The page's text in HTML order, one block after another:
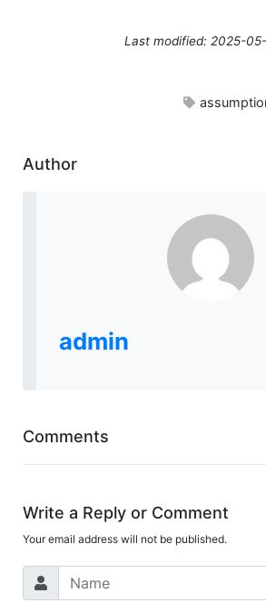
Last modified: 2025-
Author
admin
Comments
Write a Reply or Comment
Your email address will not be published.